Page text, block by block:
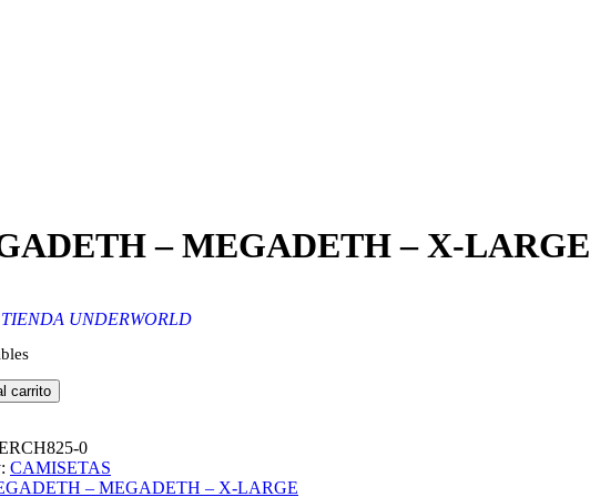
– MEGADETH – X-LARGE
TIENDA UNDERWORLD
carrito
0
CAMISETAS
– MEGADETH – X-LARGE